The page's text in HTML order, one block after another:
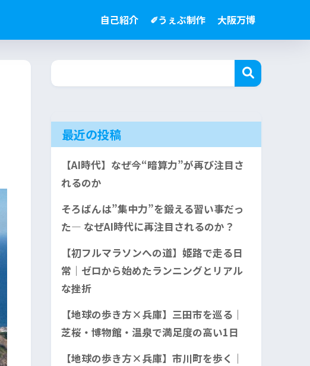
自己紹介 ✐うぇぶ制作 大阪万博
最近の投稿
【AI時代】なぜ今“暗算力”が再び注目さ
れるのか
そろばんは”集中力”を鍛える習い事だっ
た— なぜAI時代に再注目されるのか？
【初フルマラソンへの道】姫路で走る日
常｜ゼロから始めたランニングとリアル
な挫折
【地球の歩き方×兵庫】三田市を巡る｜
芝桜・博物館・温泉で満足度の高い1日
【地球の歩き方×兵庫】市川町を歩く｜